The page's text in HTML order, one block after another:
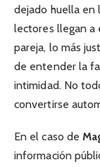
dejado huella en
lectores llegan a
pareja, lo más
de entender la
intimidad. No
convertirse
En el caso de
información